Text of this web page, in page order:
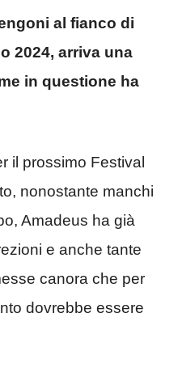
al fianco di
2024, arriva una
in questione ha
il prossimo Festival
nonostante manchi
Amadeus ha già
e anche tante
canora che per
dovrebbe essere